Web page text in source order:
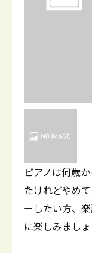
ピアノは何歳
たけれどやめ
ーしたい方、
に楽しみましょ